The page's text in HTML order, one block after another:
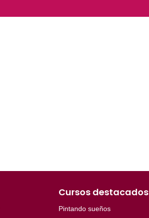
Cursos destacados
Pintando sueños